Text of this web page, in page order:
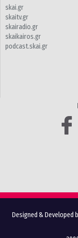
skai.gr
skaitv.gr
skairadio.gr
skaikairos.gr
podcast.skai.gr
Designed & Developed